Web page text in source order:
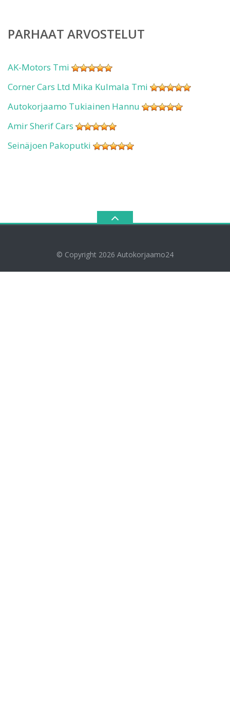
PARHAAT ARVOSTELUT
AK-Motors Tmi
Corner Cars Ltd Mika Kulmala Tmi
Autokorjaamo Tukiainen Hannu
Amir Sherif Cars
Seinäjoen Pakoputki
© Copyright 2026 Autokorjaamo24